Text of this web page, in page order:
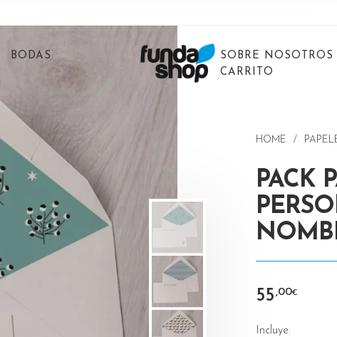
BODAS
SOBRE NOSOTROS
CARRITO
HOME /
PACK
55 ,00€
Incluye: